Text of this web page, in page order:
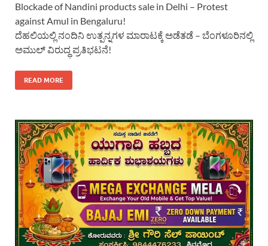
Blockade of Nandini products sale in Delhi – Protest
against Amul in Bengaluru!
ದೆಹಲಿಯಲ್ಲಿ ನಂದಿನಿ ಉತ್ಪನ್ನಗಳ ಮಾರಾಟಕ್ಕೆ ಅಡೆತಡೆ – ಬೆಂಗಳೂರಿನಲ್ಲಿ
ಅಮುಲ್ ವಿರುದ್ಧ ಪ್ರತಿಭಟನೆ!
READ MORE